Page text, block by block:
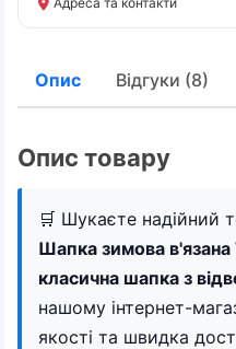
Опис Відгуки (8)
Опис товару
🛒 Шукаєте надійний
Шапка зимова
класична шапка з
нашому інтернет-
якості та швидка